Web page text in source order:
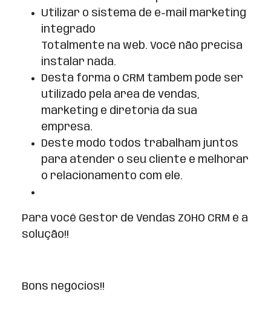
Utilizar o sistema de e-mail marketing
integrado
Totalmente na web. Você não precisa
instalar nada.
Desta forma o CRM também pode ser
utilizado pela área de vendas,
marketing e diretória da sua
empresa.
Deste modo todos trabalham juntos
para atender o seu cliente e melhorar
o relacionamento com ele.
Para você Gestor de Vendas ZOHO CRM é a
solução!!
Bons negócios!!